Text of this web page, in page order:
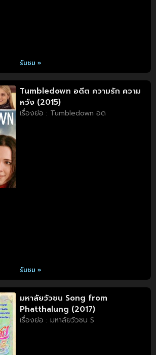
รับชม »
Tumbledown อดีต ความรัก ความ
หวัง (2015)
เรื่องย่อ : Tumbledown อด
รับชม »
มหาลัยวัวชน Song from
Phatthalung (2017)
เรื่องย่อ : มหาลัยวัวชน S